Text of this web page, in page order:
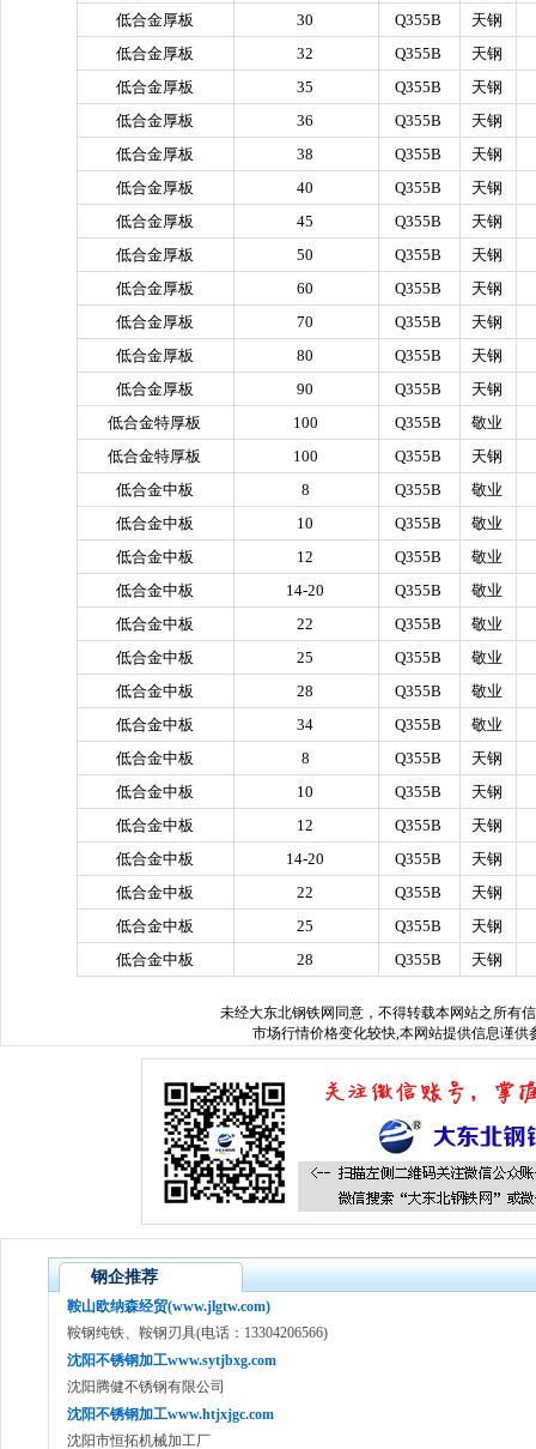
低合金厚板
30 Q355B
天钢
低合金厚板
32 Q355B
天钢
低合金厚板
35 Q355B
天钢
低合金厚板
36 Q355B
天钢
低合金厚板
38 Q355B
天钢
低合金厚板
40 Q355B
天钢
低合金厚板
45 Q355B
天钢
低合金厚板
50 Q355B
天钢
低合金厚板
60 Q355B
天钢
低合金厚板
70 Q355B
天钢
低合金厚板
80 Q355B
天钢
低合金厚板
90 Q355B
天钢
低合金特厚板
100 Q355B
敬业
低合金特厚板
100 Q355B
天钢
低合金中板
8 Q355B
敬业
低合金中板
10 Q355B
敬业
低合金中板
12 Q355B
敬业
低合金中板
14-20 Q355B
敬业
低合金中板
22 Q355B
敬业
低合金中板
25 Q355B
敬业
低合金中板
28 Q355B
敬业
低合金中板
34 Q355B
敬业
低合金中板
8 Q355B
天钢
低合金中板
10 Q355B
天钢
低合金中板
12 Q355B
天钢
低合金中板
14-20 Q355B
天钢
低合金中板
22 Q355B
天钢
低合金中板
25 Q355B
天钢
低合金中板
28 Q355B 天钢
未经大东北钢铁网 同意，不得转载本网站之所有
市场行情价格变化较快,本网站提供信息谨供
钢企推荐
鞍山欧纳森经贸(www.jlgtw.com)
鞍钢纯铁、鞍钢刃具(电话：13304206566)
沈阳不锈钢加工www.sytjbxg.com
沈阳腾健不锈钢有限公司
沈阳不锈钢加工www.htjxjgc.com
沈阳市恒拓机械加工厂